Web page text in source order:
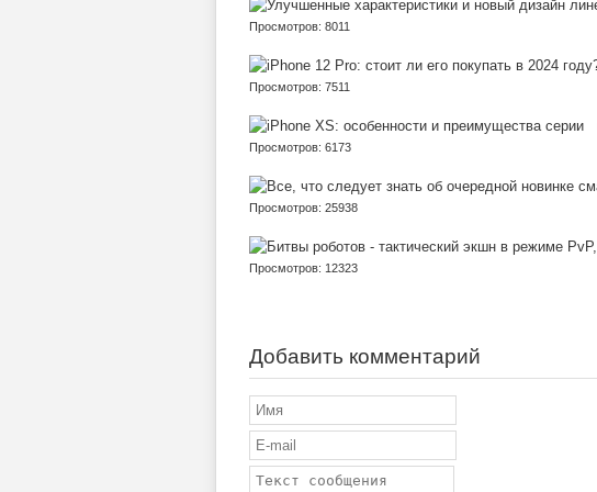
Просмотров: 8011
Просмотров: 7511
Просмотров: 6173
Просмотров: 25938
Просмотров: 12323
Добавить комментарий